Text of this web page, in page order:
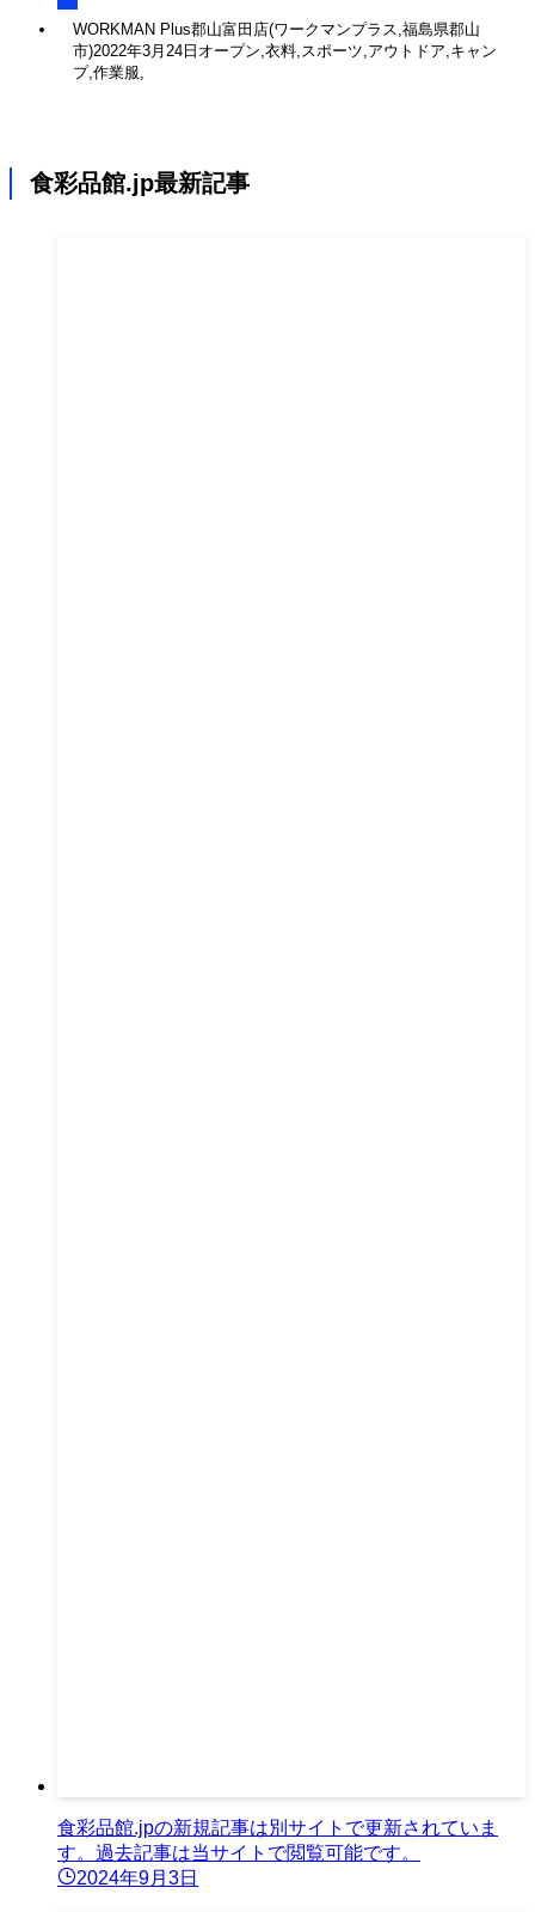
WORKMAN Plus郡山富田店(ワークマンプラス,福島県郡山
市)2022年3月24日オープン,衣料,スポーツ,アウトドア,キャン
プ,作業服,
食彩品館.jp最新記事
食彩品館.jpの新規記事は別サイトで更新されていま
す。過去記事は当サイトで閲覧可能です。
2024年9月3日